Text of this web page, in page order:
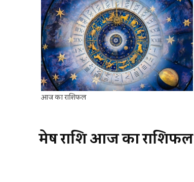
आज का राशिफल
मेषराशिआजकाराशिफल